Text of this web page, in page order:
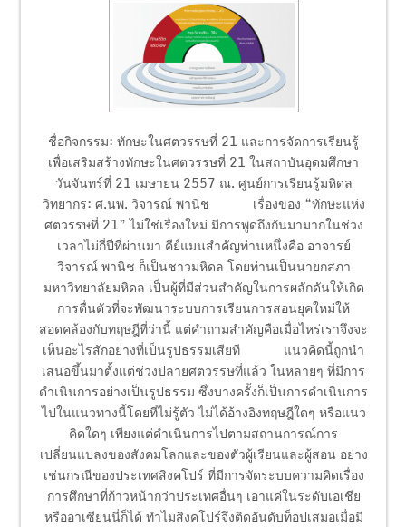
ชื่อกิจกรรม: ทักษะในศตวรรษที่ 21 และการจัดการเรียนรู้
เพื่อเสริมสร้างทักษะในศตวรรษที่ 21 ในสถาบันอุดมศึกษา
วันจันทร์ที่ 21 เมษายน 2557 ณ. ศูนย์การเรียนรู้มหิดล
วิทยากร: ศ.นพ. วิจารณ์ พานิช เรื่องของ “ทักษะแห่ง
ศตวรรษที่ 21” ไม่ใช่เรื่องใหม่ มีการพูดถึงกันมามากในช่วง
เวลาไม่กี่ปีที่ผ่านมา คีย์แมนสำคัญท่านหนึ่งคือ อาจารย์
วิจารณ์ พานิช ก็เป็นชาวมหิดล โดยท่านเป็นนายกสภา
มหาวิทยาลัยมหิดล เป็นผู้ที่มีส่วนสำคัญในการผลักดันให้เกิด
การตื่นตัวที่จะพัฒนาระบบการเรียนการสอนยุคใหม่ให้
สอดคล้องกับทฤษฎีที่ว่านี้ แต่คำถามสำคัญคือเมื่อไหร่เราจึงจะ
เห็นอะไรสักอย่างที่เป็นรูปธรรมเสียที แนวคิดนี้ถูกนำ
เสนอขึ้นมาตั้งแต่ช่วงปลายศตวรรษที่แล้ว ในหลายๆ ที่มีการ
ดำเนินการอย่างเป็นรูปธรรม ซึ่งบางครั้งก็เป็นการดำเนินการ
ไปในแนวทางนี้โดยที่ไม่รู้ตัว ไม่ได้อ้างอิงทฤษฎีใดๆ หรือแนว
คิดใดๆ เพียงแต่ดำเนินการไปตามสถานการณ์การ
เปลี่ยนแปลงของสังคมโลกและของตัวผู้เรียนและผู้สอน อย่าง
เช่นกรณีของประเทศสิงคโปร์ ที่มีการจัดระบบความคิดเรื่อง
การศึกษาที่ก้าวหน้ากว่าประเทศอื่นๆ เอาแค่ในระดับเอเชีย
หรืออาเซียนนี่ก็ได้ ทำไมสิงคโปร์จึงติดอันดับท็อปเสมอเมื่อมี